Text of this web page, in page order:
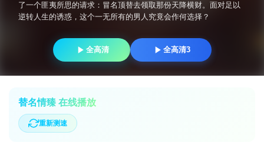
了一个匪夷所思的请求：冒名顶替去领取那份天降横财。面对足以
逆转人生的诱惑，这个一无所有的男人究竟会作何选择？
全高清 全高清3
替名情臻 在线播放
重新测速